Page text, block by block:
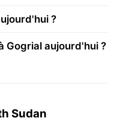
?
Gogrial aujourd'hui ?
Sudan